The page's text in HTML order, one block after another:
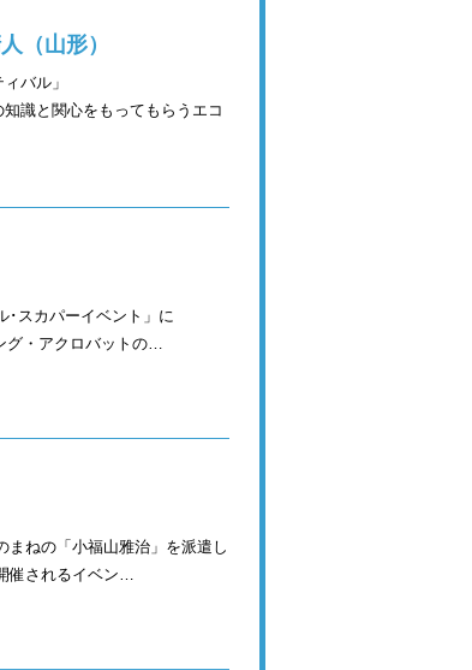
（山形）
バル」
ってもらうエコ
･スカパーイベント」に
グ・アクロバットの…
まねの「小福山雅治」を派遣し
催されるイベン…